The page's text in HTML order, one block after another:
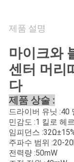
인
용
문
을
요
구
하
제품 설명
마이크와
센터 머리
다
제품 상술 :
드라이버 유닛 :40
민감도 :1 킬로 헤
임피던스
주파수 범위 :20-
전력량 :50mW